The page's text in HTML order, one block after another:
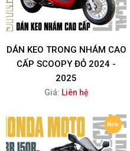
DÁN KEO TRONG NHÁM CAO
CẤP SCOOPY ĐỎ 2024 -
2025
Giá: Liên hệ